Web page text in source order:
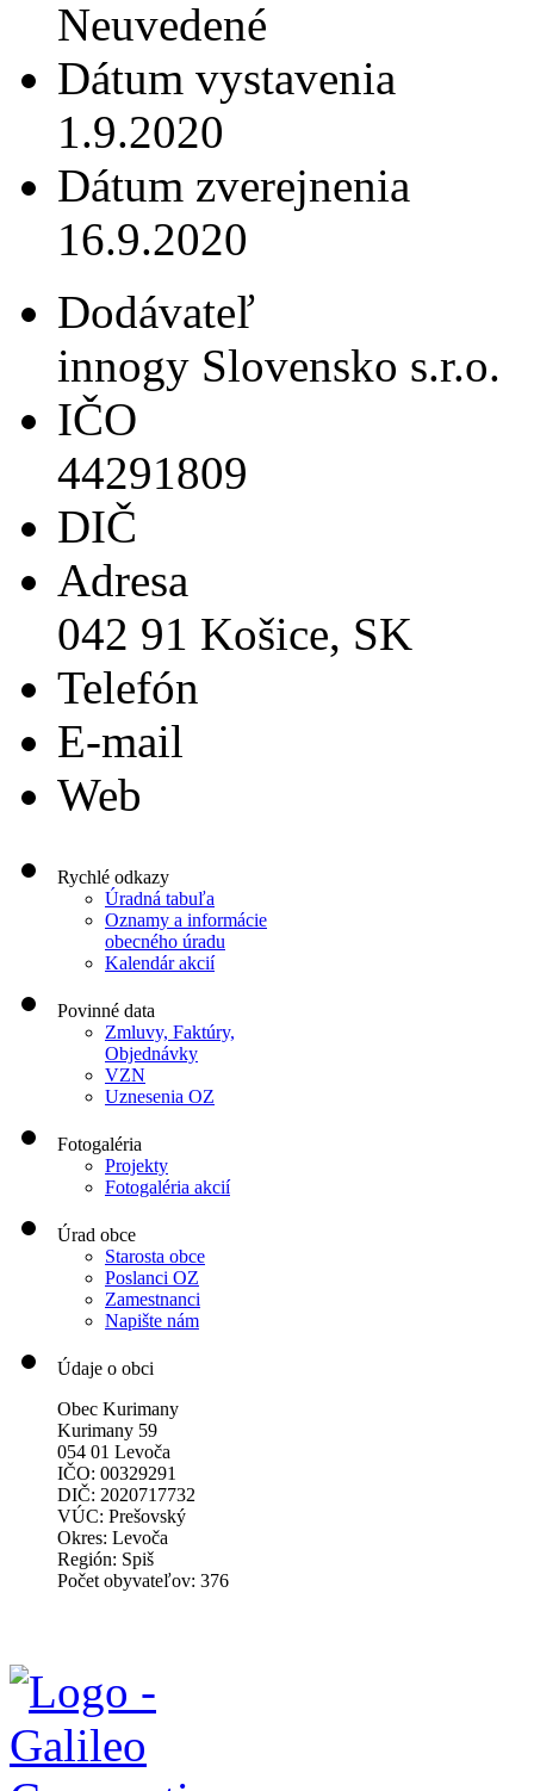
Neuvedené
Dátum vystavenia
1.9.2020
Dátum zverejnenia
16.9.2020
Dodávateľ
innogy Slovensko s.r.o.
IČO
44291809
DIČ
Adresa
042 91 Košice, SK
Telefón
E-mail
Web
Rychlé odkazy
Úradná tabuľa
Oznamy a informácie
obecného úradu
Kalendár akcií
Povinné data
Zmluvy, Faktúry,
Objednávky
VZN
Uznesenia OZ
Fotogaléria
Projekty
Fotogaléria akcií
Úrad obce
Starosta obce
Poslanci OZ
Zamestnanci
Napište nám
Údaje o obci
Obec Kurimany
Kurimany 59
054 01 Levoča
IČO: 00329291
DIČ: 2020717732
VÚC: Prešovský
Okres: Levoča
Región: Spiš
Počet obyvateľov: 376